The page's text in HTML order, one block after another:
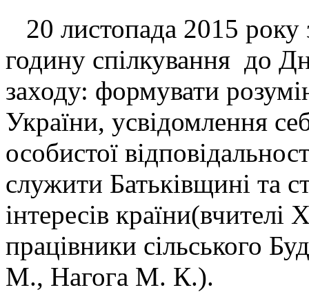
20 листопада 2015 року
годину спілкування до
заходу: формувати
України, усвідомлення
особистої
служити Батьківщині та
інтересів
працівники сільського
М., Нагога М. К.).